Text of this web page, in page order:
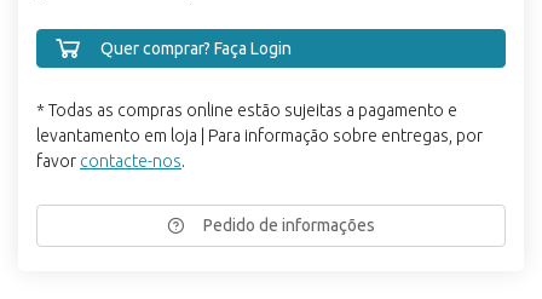
Quer comprar? Faça Login
* Todas as compras online estão sujeitas a pagamento e
levantamento em loja | Para informação sobre entregas, por
favor contacte-nos.
Pedido de informações